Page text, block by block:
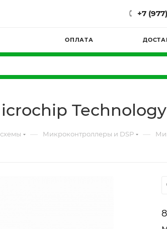
+7
ОПЛАТА
Technology
— Микроконтроллеры и DSP —